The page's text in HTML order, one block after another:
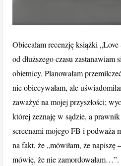
Obiecałam recenzję książki
od dłuższego czasu
obietnicy. Planowałam
nie obiecywałam, ale
zaważyć na mojej przyszłości;
której zeznaję w sądzie, a
screenami mojego FB i podważa
na fakt, że „mówiłam, że napiszę
mówię, że nie